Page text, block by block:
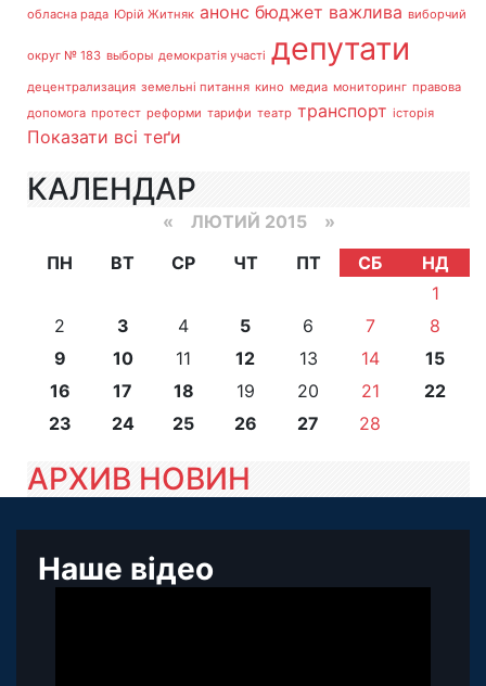
обласна рада Юрій Житняк анонс бюджет важлива виборчий
округ № 183 выборы демократія участі депутати
децентрализация земельні питання кино медиа мониторинг правова
допомога протест реформи тарифи театр транспорт історія
Показати всі теґи
КАЛЕНДАР
« ЛЮТИЙ 2015 »
ПН
ВТ СР ЧТ ПТ СБ
НД
1
2
3 4 5 6 7
8
9
10 11 12 13 14
15
16
17 18 19 20 21
22
23
24 25 26 27 28
АРХИВ НОВИН
Наше відео